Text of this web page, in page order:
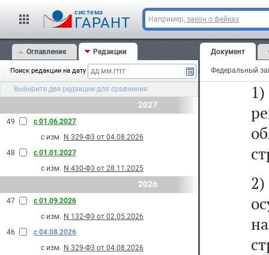
cистема
ГАРАНТ Например, закон о фейках
Оглавление Редакции
Поиск редакции на дату
Выберите две редакции для сравнения
2027
49
с 01.06.2027
с изм. N 329-Ф3 от 04.08.2026
48
с 01.01.2027
с изм. N 430-Ф3 от 28.11.2025
2026
47
с 01.09.2026
с изм. N 132-Ф3 от 02.05.2026
46
с 04.08.2026
с изм. N 329-Ф3 от 04.08.2026
Документ